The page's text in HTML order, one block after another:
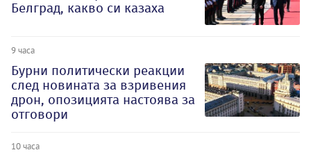
Белград, какво си казаха
9 часа
Бурни политически реакции
след новината за взривения
дрон, опозицията настоява за
отговори
10 часа